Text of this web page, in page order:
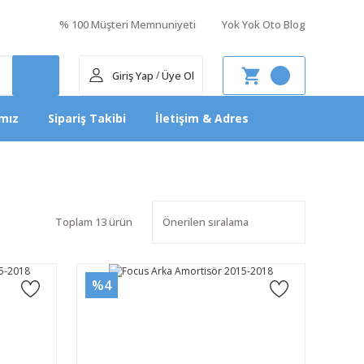
% 100 Müşteri Memnuniyeti Yok Yok Oto Blog
Giriş Yap /Üye Ol
Sipariş Takibi İletişim & Adres
Toplam 13 ürün
%4